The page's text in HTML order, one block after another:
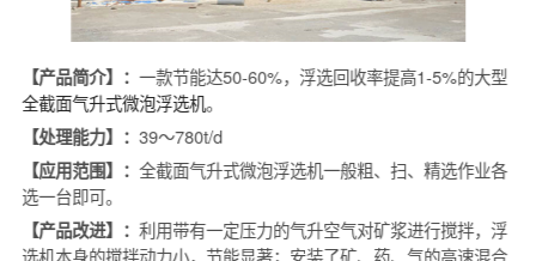
【产品简介】： 一款节能达50-60%，浮选回收率提高1-5%的大型
全截面气升式微泡浮选机。
【处理能力】： 39～780t/d
【应用范围】： 全截面气升式微泡浮选机一般粗、扫、精选作业各
选一台即可。
【产品改进】： 利用带有一定压力的气升空气对矿浆进行搅拌，浮